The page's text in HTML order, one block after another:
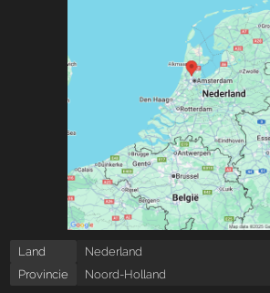
Land
Nederland
Provincie
Noord-Holland